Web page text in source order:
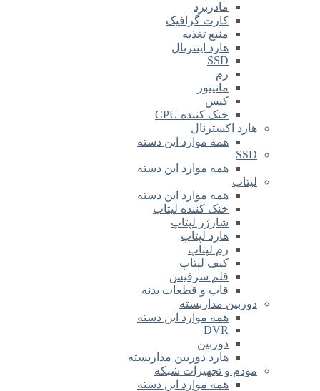
مادربرد
کارت گرافیک
منبع تغذیه
هارد اینترنال
SSD
رم
مانیتور
کیس
خنک کننده CPU
هارد اکسترنال
همه موارد این دسته
SSD
همه موارد این دسته
لپتاپ
همه موارد این دسته
خنک کننده لپتاپ
شارژر لپتاپ
هارد لپتاپ
رم لپتاپ
کیف لپتاپ
قلم سرفیس
قاب و قطعات بدنه
دوربین مداربسته
همه موارد این دسته
DVR
دوربین
هارد دوربین مداربسته
مودم و تجهیزات شبکه
همه موارد این دسته